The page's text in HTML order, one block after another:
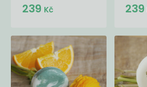
239 Kč 239